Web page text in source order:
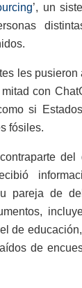
’, un
les pusieron
con
si
fósiles.
del
pareja de
de
de